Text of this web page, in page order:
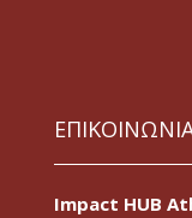
Impact HUB